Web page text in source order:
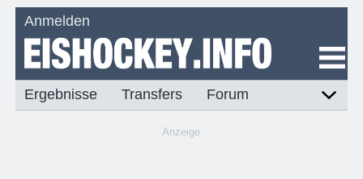
Anmelden
Ergebnisse Transfers Forum
Anzeige